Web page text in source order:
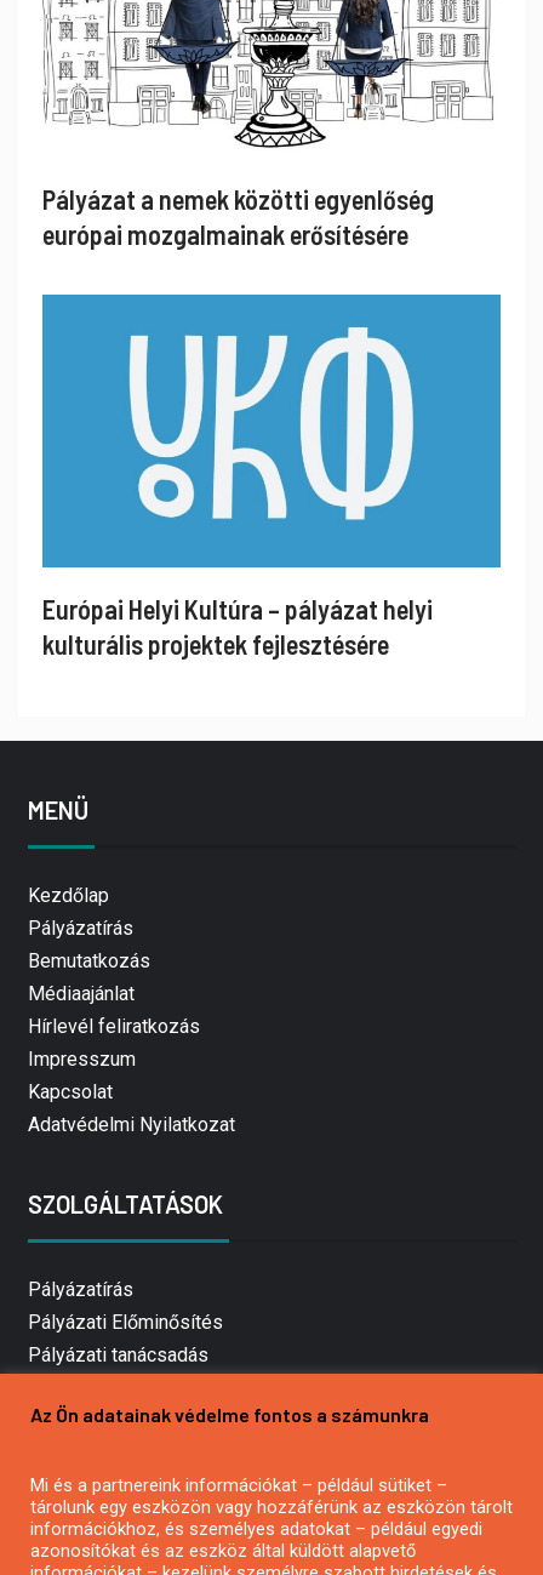
Pályázat a nemek közötti egyenlőség
európai mozgalmainak erősítésére
Európai Helyi Kultúra – pályázat helyi
kulturális projektek fejlesztésére
MENÜ
Kezdőlap
Pályázatírás
Bemutatkozás
Médiaajánlat
Hírlevél feliratkozás
Impresszum
Kapcsolat
Adatvédelmi Nyilatkozat
SZOLGÁLTATÁSOK
Pályázatírás
Pályázati Előminősítés
Pályázati tanácsadás
Mezőgazdasági pályázatírás
Pályázatírás civil szervezeteknek
Pályázatírás önkormányzatoknak
Pályázatfigyelés
Az Ön adatainak védelme fontos a számunkra
Mi és a partnereink információkat – például sütiket –
tárolunk egy eszközön vagy hozzáférünk az eszközön tárolt
információkhoz, és személyes adatokat – például egyedi
azonosítókat és az eszköz által küldött alapvető